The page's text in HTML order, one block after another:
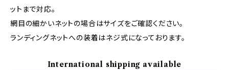
ットまで対応。
網目の細かいネットの場合はサイズをご確認ください。
ランディングネットへの装着はネジ式になっております。
International shipping available